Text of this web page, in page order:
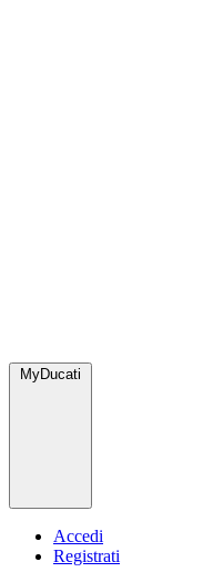
MyDucati
Accedi
Registrati